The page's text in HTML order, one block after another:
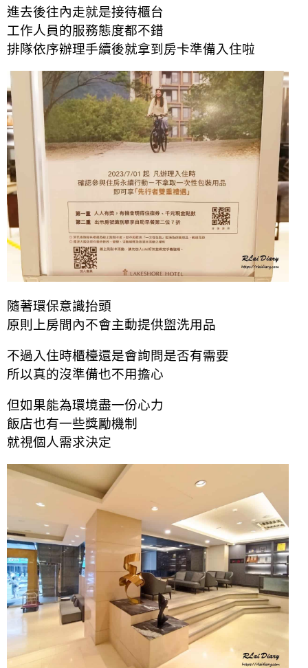
進去後往內走就是接待櫃台
工作人員的服務態度都不錯
排隊依序辦理手續後就拿到房卡準備入住啦
隨著環保意識抬頭
原則上房間內不會主動提供盥洗用品
不過入住時櫃檯還是會詢問是否有需要
所以真的沒準備也不用擔心
但如果能為環境盡一份心力
飯店也有一些獎勵機制
就視個人需求決定